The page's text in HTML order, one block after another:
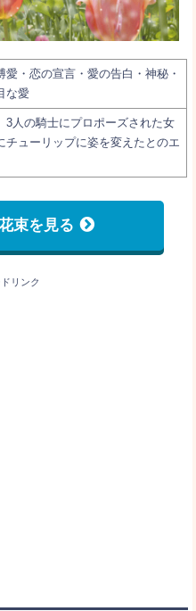
・恋の宣言・愛の告白・神秘・
な愛
3人の騎士にプロポーズされた女
チューリップに姿を変えたとのエ
束を見る
リンク